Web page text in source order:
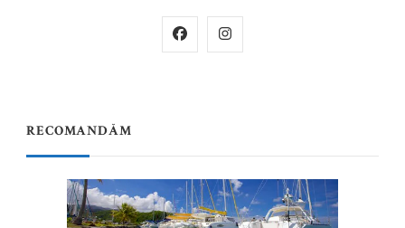
RECOMANDĂM